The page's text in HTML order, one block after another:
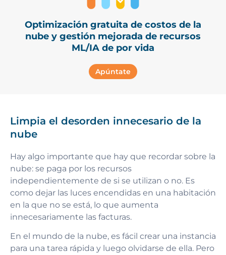
Optimización gratuita de costos de la
nube y gestión mejorada de recursos
ML/IA de por vida
Apúntate
Limpia el desorden innecesario de la
nube
Hay algo importante que hay que recordar sobre la
nube: se paga por los recursos
independientemente de si se utilizan o no. Es
como dejar las luces encendidas en una habitación
en la que no se está, lo que aumenta
innecesariamente las facturas.
En el mundo de la nube, es fácil crear una instancia
para una tarea rápida y luego olvidarse de ella. Pero